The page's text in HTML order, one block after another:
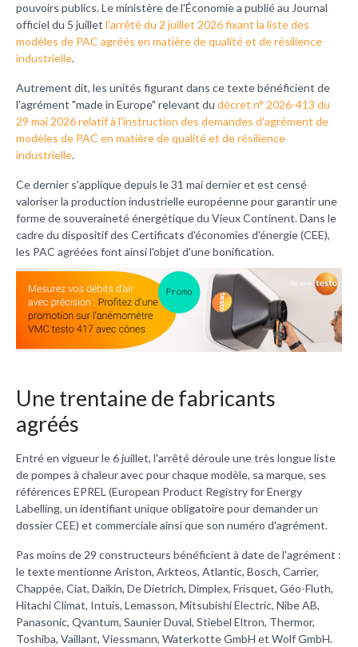
pouvoirs publics. Le ministère de l'Économie a publié au Journal
officiel du 5 juillet l'arrêté du 2 juillet 2026 fixant la liste des
modèles de PAC agréés en matière de qualité et de résilience
industrielle.
Autrement dit, les unités figurant dans ce texte bénéficient de
l'agrément "made in Europe" relevant du décret n° 2026-413 du
29 mai 2026 relatif à l'instruction des demandes d'agrément de
modèles de PAC en matière de qualité et de résilience
industrielle.
Ce dernier s'applique depuis le 31 mai dernier et est censé
valoriser la production industrielle européenne pour garantir une
forme de souveraineté énergétique du Vieux Continent. Dans le
cadre du dispositif des Certificats d'économies d'énergie (CEE),
les PAC agréées font ainsi l'objet d'une bonification.
Une trentaine de fabricants
agréés
Entré en vigueur le 6 juillet, l'arrêté déroule une très longue liste
de pompes à chaleur avec pour chaque modèle, sa marque, ses
références EPREL (European Product Registry for Energy
Labelling, un identifiant unique obligatoire pour demander un
dossier CEE) et commerciale ainsi que son numéro d'agrément.
Pas moins de 29 constructeurs bénéficient à date de l'agrément :
le texte mentionne Ariston, Arkteos, Atlantic, Bosch, Carrier,
Chappée, Ciat, Daikin, De Dietrich, Dimplex, Frisquet, Géo-Fluth,
Hitachi Climat, Intuis, Lemasson, Mitsubishi Electric, Nibe AB,
Panasonic, Qvantum, Saunier Duval, Stiebel Eltron, Thermor,
Toshiba, Vaillant, Viessmann, Waterkotte GmbH et Wolf GmbH.